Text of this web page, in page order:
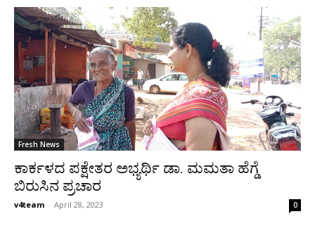
Fresh News
ಕಾರ್ಕಳದ ಪಕ್ಷೇತರ ಅಭ್ಯರ್ಥಿ ಡಾ. ಮಮತಾ ಹೆಗ್ಡೆ
ಬಿರುಸಿನ ಪ್ರಚಾರ
v4team - April 28, 2023 0